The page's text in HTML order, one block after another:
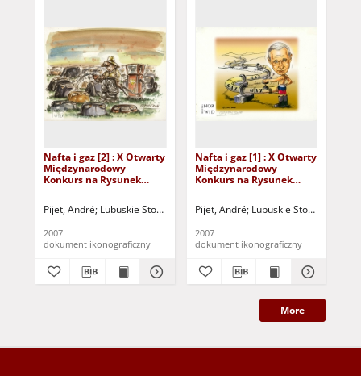
Nafta i gaz [2] : X Otwarty
Międzynarodowy
Konkurs na Rysunek
Pijet, André Lubuskie Stowarzyszenie Miłośników Działań
2007
dokument ikonograficzny
Nafta i gaz [1] : X Otwarty
Międzynarodowy
Konkurs na Rysunek
Pijet, André Lubuskie
2007
dokument ikonograficzny
More